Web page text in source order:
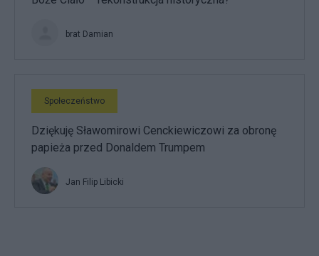
brat Damian
Społeczeństwo
Dziękuję Sławomirowi Cenckiewiczowi za obronę
papieża przed Donaldem Trumpem
Jan Filip Libicki